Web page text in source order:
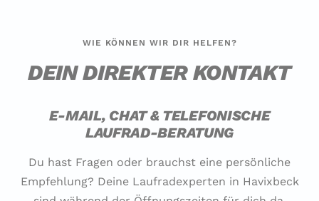
WIE KÖNNEN WIR DIR HELFEN?
DEIN DIREKTER KONTAKT
E-MAIL, CHAT & TELEFONISCHE
LAUFRAD-BERATUNG
Du hast Fragen oder brauchst eine persönliche
Empfehlung? Deine Laufradexperten in Havixbeck